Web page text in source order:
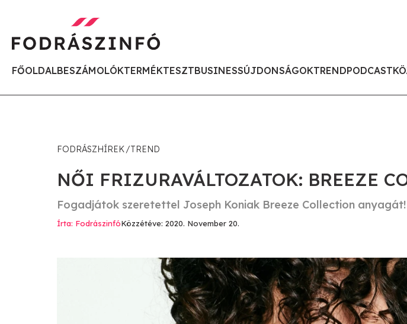
FŐOLDALBESZÁMOLÓKTERMÉKTESZTBUSINESSÚJDONSÁGOKTRENDPODCAST
FODRÁSZHÍREK TREND
NŐI FRIZURAVÁLTOZATOK: BREEZE
Fogadjátok szeretettel Joseph Koniak Breeze Collection anyagát!
Írta: FodrászinfóKözzétéve: 2020. November 20.